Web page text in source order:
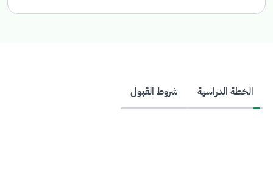
الخطة الدراسية شروط القبول